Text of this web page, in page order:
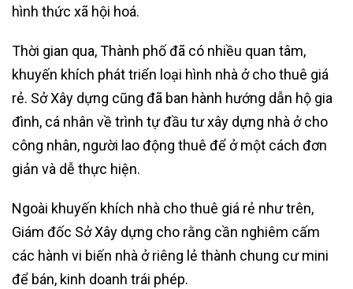
hình thức xã hội hoá.
Thời gian qua, Thành phố đã có nhiều quan tâm,
khuyến khích phát triển loại hình nhà ở cho thuê giá
rẻ. Sở Xây dựng cũng đã ban hành hướng dẫn hộ gia
đình, cá nhân về trình tự đầu tư xây dựng nhà ở cho
công nhân, người lao động thuê để ở một cách đơn
giản và dễ thực hiện.
Ngoài khuyến khích nhà cho thuê giá rẻ như trên,
Giám đốc Sở Xây dựng cho rằng cần nghiêm cấm
các hành vi biến nhà ở riêng lẻ thành chung cư mini
để bán, kinh doanh trái phép.